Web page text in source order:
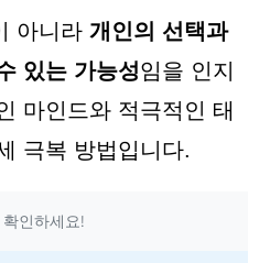
아니라 개인의 선택과
있는 가능성임을 인지
마인드와 적극적인 태
극복 방법입니다.
인하세요!